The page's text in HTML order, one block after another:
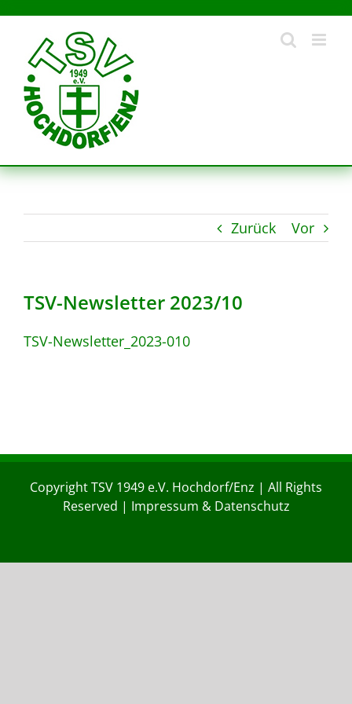
springen
Zurück Vor
TSV-Newsletter 2023/10
TSV-Newsletter_2023-010
Copyright TSV 1949 e.V. Hochdorf/Enz | All Rights
Reserved | Impressum & Datenschutz